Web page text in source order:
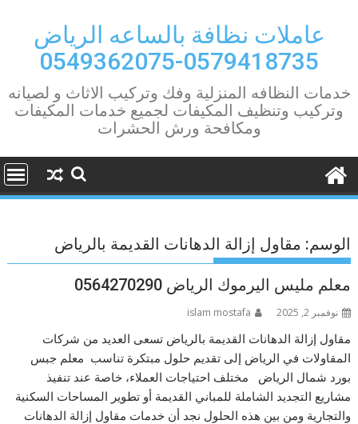
contentعاملات نظافة بالساعه الرياض
0579418735-0549362075
خدمات النظافه المنزلية وفك وتركيب الاثاث و لصيانه
وتركيب وتنظيف المكيفات لجميع خدمات المكيفات
ومكافحة ورش الحشرات
الوسم: مقاول إزالة الدهانات القديمة بالرياض
معلم مليس اليرموك الرياض 0564270290
نوفمبر 2, 2025 islam mostafa
مقاول إزالة الدهانات القديمة بالرياض تسعى العديد من شركات
المقاولات في الرياض إلى تقديم حلول مبتكرة تناسب معلم جبس
بورد شمال الرياض مختلف احتياجات العملاء، خاصة عند تنفيذ
مشاريع التجديد الشاملة للمباني القديمة أو تطوير المساحات السكنية
والتجارية ومن بين هذه الحلول نجد أن خدمات مقاول إزالة الدهانات